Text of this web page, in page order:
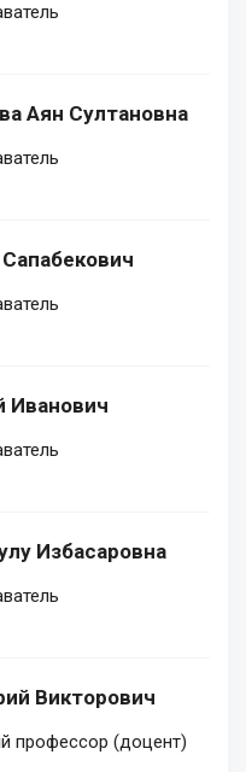
Аян Султановна
Иванович
Избасаровна
Викторович
профессор (доцент)